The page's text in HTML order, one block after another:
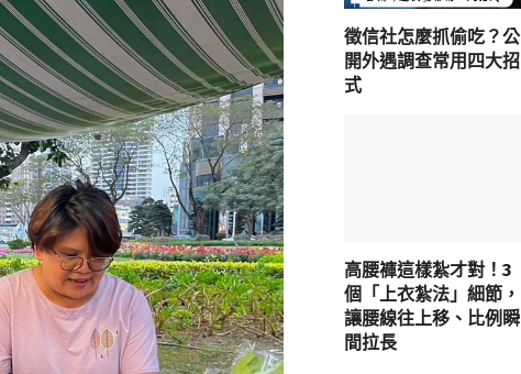
徵信社怎麼抓偷吃？公
開外遇調查常用四大招
式
高腰褲這樣紮才對！3
個「上衣紮法」細節，
讓腰線往上移、比例瞬
間拉長